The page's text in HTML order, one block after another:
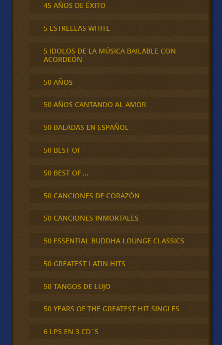
45 AÑOS DE ÉXITO
5 ESTRELLAS WHITE
5 IDOLOS DE LA MÚSICA BAILABLE CON
ACORDEÓN
50 AÑOS
50 AÑOS CANTANDO AL AMOR
50 BALADAS EN ESPAÑOL
50 BEST OF
50 BEST OF …
50 CANCIONES DE CORAZÓN
50 CANCIONES INMORTALES
50 ESSENTIAL BUDDHA LOUNGE CLASSICS
50 GREATEST LATIN HITS
50 TANGOS DE LUJO
50 YEARS OF THE GREATEST HIT SINGLES
6 LPS EN 3 CD´S